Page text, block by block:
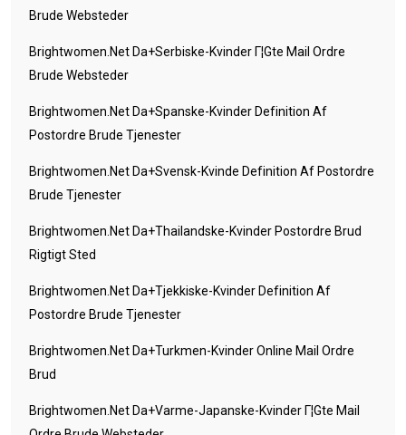
Brude Websteder
Brightwomen.net Da+serbiske-Kvinder Г¦gte Mail Ordre
Brude Websteder
Brightwomen.net Da+spanske-Kvinder Definition Af
Postordre Brude Tjenester
Brightwomen.net Da+svensk-Kvinde Definition Af Postordre
Brude Tjenester
Brightwomen.net Da+thailandske-Kvinder Postordre Brud
Rigtigt Sted
Brightwomen.net Da+tjekkiske-Kvinder Definition Af
Postordre Brude Tjenester
Brightwomen.net Da+turkmen-Kvinder Online Mail Ordre
Brud
Brightwomen.net Da+varme-Japanske-Kvinder Г¦gte Mail